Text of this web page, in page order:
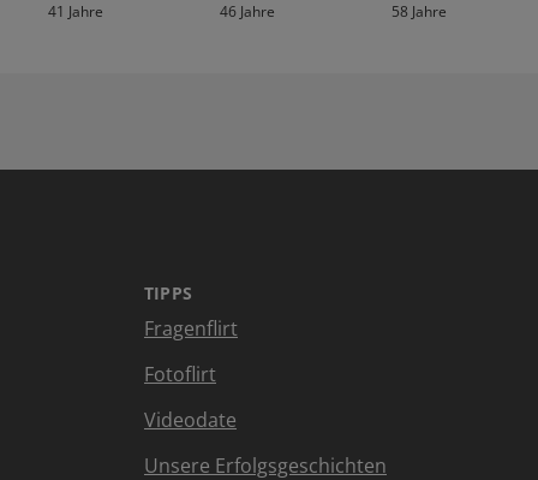
41 Jahre 46 Jahre 58 Jahre
TIPPS
Fragenflirt
Fotoflirt
Videodate
Unsere Erfolgsgeschichten